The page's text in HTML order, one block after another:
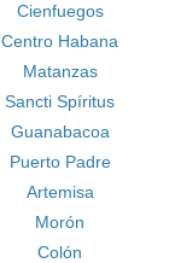
Cienfuegos
Centro Habana
Matanzas
Sancti Spíritus
Guanabacoa
Puerto Padre
Artemisa
Morón
Colón